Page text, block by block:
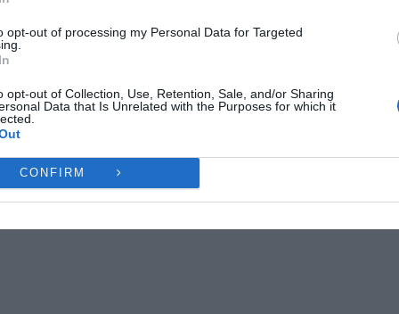
opt-out of processing my Personal Data for Targeted
opt-out of Collection, Use, Retention, Sale, and/or Sharing
Data that Is Unrelated with the Purposes for which it
CONFIRM
ΣΤΑΘΜΟΎΣ ΤΟΥ ΔΉΜΟΥ ΕΛΑΣΣΌΝΑΣ